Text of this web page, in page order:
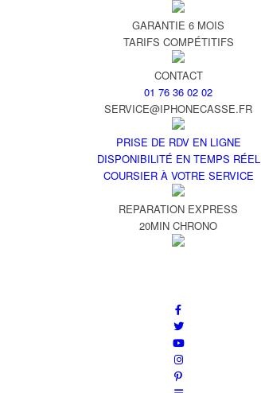
GARANTIE 6 MOIS
TARIFS COMPÉTITIFS
CONTACT
01 76 36 02 02
SERVICE@IPHONECASSE.FR
PRISE DE RDV EN LIGNE
DISPONIBILITÉ EN TEMPS RÉEL
COURSIER À VOTRE SERVICE
REPARATION EXPRESS
20MIN CHRONO